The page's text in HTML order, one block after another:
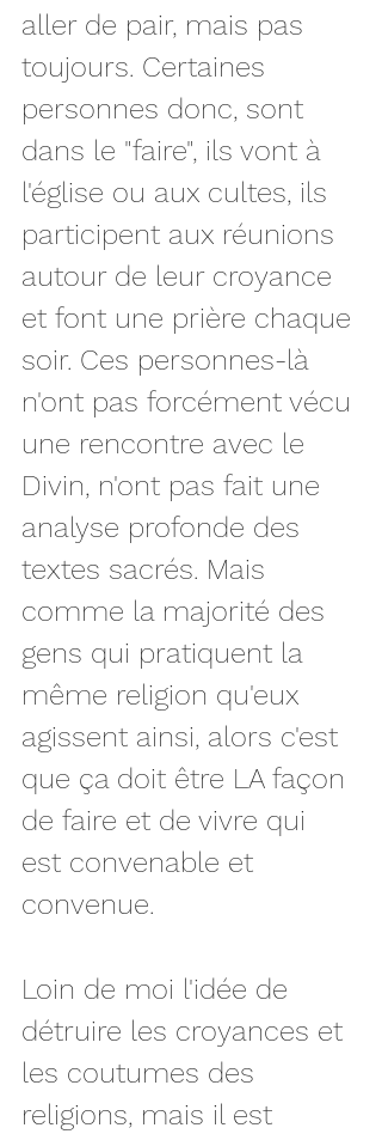
aller de pair, mais pas
toujours. Certaines
personnes donc, sont
dans le "faire", ils vont à
l'église ou aux cultes, ils
participent aux réunions
autour de leur croyance
et font une prière chaque
soir. Ces personnes-là
n'ont pas forcément vécu
une rencontre avec le
Divin, n'ont pas fait une
analyse profonde des
textes sacrés. Mais
comme la majorité des
gens qui pratiquent la
même religion qu'eux
agissent ainsi, alors c'est
que ça doit être LA façon
de faire et de vivre qui
est convenable et
convenue.
Loin de moi l'idée de
détruire les croyances et
les coutumes des
religions, mais il est